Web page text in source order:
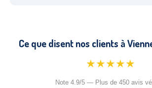
Ce que disent nos clients à
★★★★★
Note 4.9/5 — Plus de 450 avis